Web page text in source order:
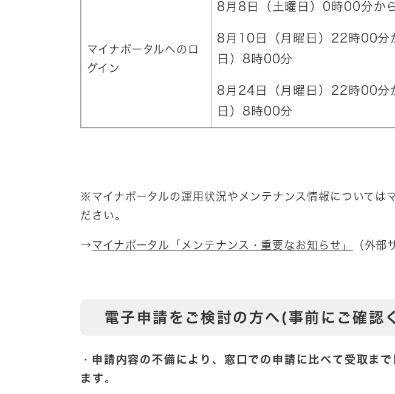
マイナポータルへのロ
グイン
8月8日（土曜日）0時00分か
​​8月10日（月曜日）22時00分
日）8時00分
8月24日（月曜日）22時00分
日）8時00分
※マイナポータルの運用状況やメンテナンス情報については
ださい。
→ マイナポータル「メンテナンス・重要なお知らせ」 （外部
電子申請をご検討の方へ(事前にご確認
・ 申請内容の不備により、窓口での申請に比べて受取ま
ます 。